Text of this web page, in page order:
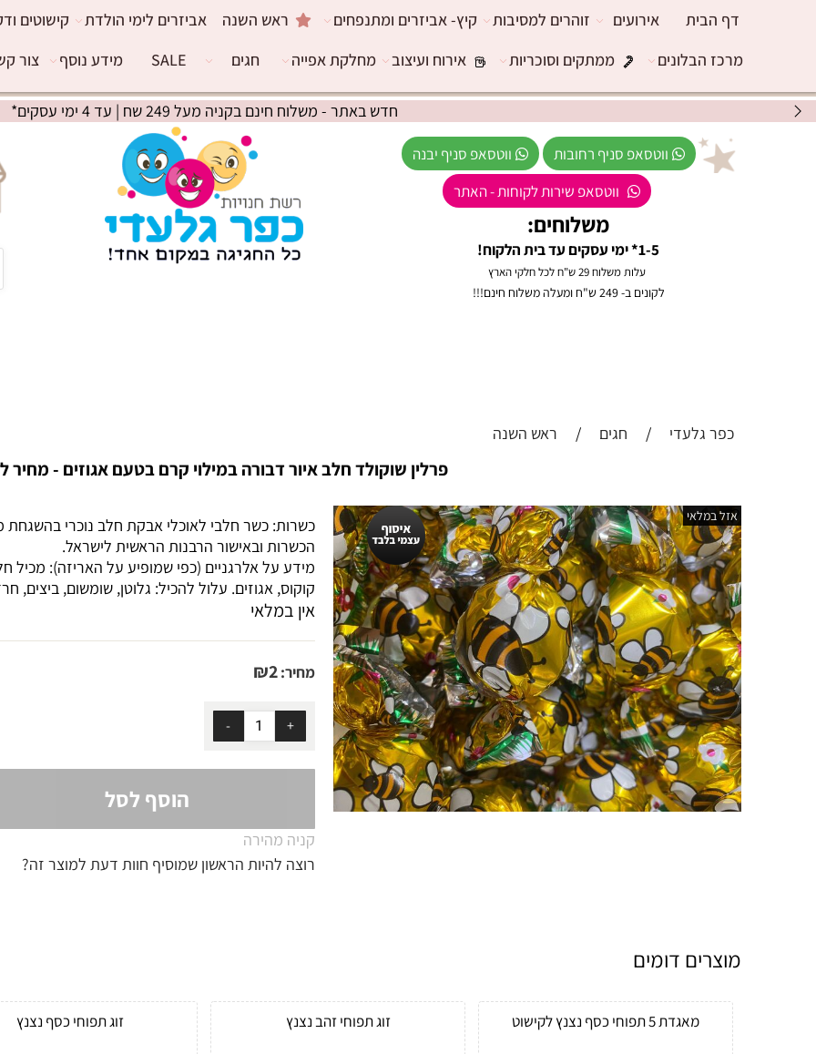
חדש באתר - משלוח חינם בקניה מעל 249 שח | עד 4 ימי עסקים*
ווטסאפ סניף רחובות
ווטסאפ סניף יבנה
ווטסאפ שירות לקוחות - האתר
משלוחים:
1-5* ימי עסקים עד בית הלקוח!
עלות משלוח 29 ש"ח לכל חלקי הארץ
לקונים ב- 249 ש"ח ומעלה משלוח חינם!!!
דף הבית אירועים זוהרים למסיבות קיץ- אביזרים ומתנפחים ראש השנה אביזרים לימי הולדת
קישוטים
מרכז הבלונים
ממתקים וסוכריות אירוח ועיצוב מחלקת אפייה חגים SALE מידע נוסף צור
כפר גלעדי / חגים / ראש השנה
פרלין שוקולד חלב איור דבורה במילוי קרם בטעם אגוזים - מחיר
אזל במלאי
כשרות: כשר חלבי לאוכלי אבקת חלב נוכרי בהשגחת
הכשרות ובאישור הרבנות הראשית לישראל.
מידע על אלרגניים (כפי שמופיע על האריזה): מכיל
קוקוס, אגוזים. עלול להכיל: גלוטן, שומשום, ביצים,
אין במלאי
מחיר: ₪2
הוסף לסל
קניה מהירה
רוצה להיות הראשון שמוסיף חוות דעת למוצר זה?
מוצרים דומים
מאגדת 5 תפוחי כסף נצנץ לקישוט זוג תפוחי זהב נצנץ זוג תפוחי כסף נצנץ